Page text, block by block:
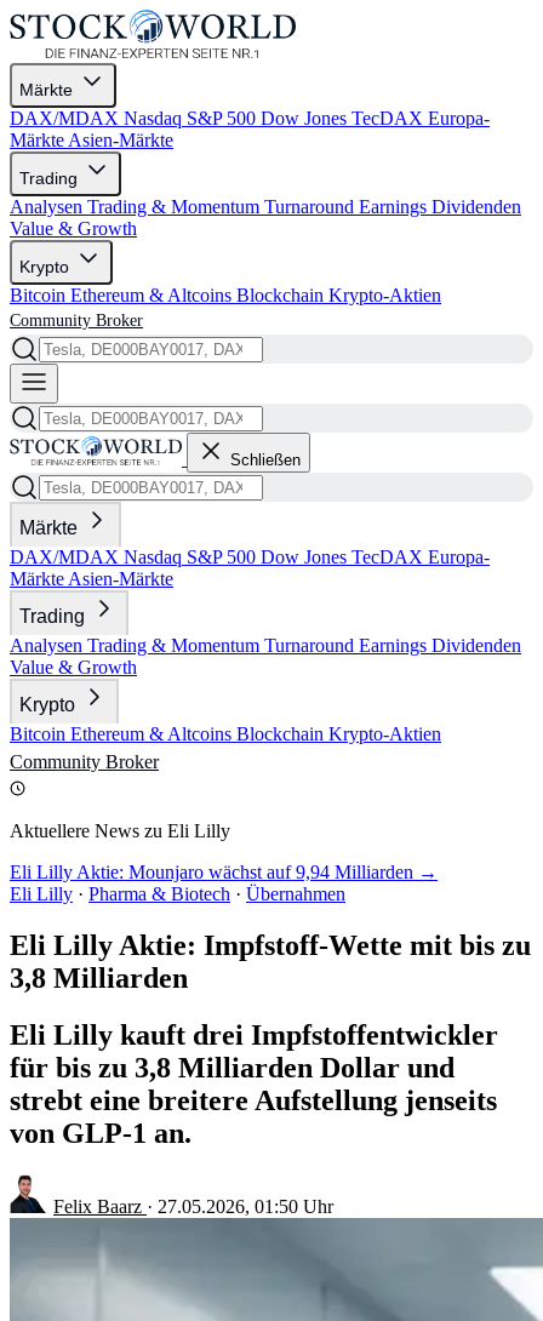
Märkte
DAX/MDAX Nasdaq S&P 500 Dow Jones TecDAX Europa-
Märkte Asien-Märkte
Trading
Analysen Trading & Momentum Turnaround Earnings Dividenden
Value & Growth
Krypto
Bitcoin Ethereum & Altcoins Blockchain Krypto-Aktien
Community Broker
Schließen
Märkte
DAX/MDAX Nasdaq S&P 500 Dow Jones TecDAX Europa-
Märkte Asien-Märkte
Trading
Analysen Trading & Momentum Turnaround Earnings Dividenden
Value & Growth
Krypto
Bitcoin Ethereum & Altcoins Blockchain Krypto-Aktien
Community Broker
Aktuellere News zu Eli Lilly
Eli Lilly Aktie: Mounjaro wächst auf 9,94 Milliarden →
Eli Lilly · Pharma & Biotech · Übernahmen
Eli Lilly Aktie: Impfstoff-Wette mit bis zu
3,8 Milliarden
Eli Lilly kauft drei Impfstoffentwickler
für bis zu 3,8 Milliarden Dollar und
strebt eine breitere Aufstellung jenseits
von GLP-1 an.
Felix Baarz · 27.05.2026, 01:50 Uhr